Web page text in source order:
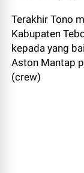
Terakhir Tono
Kabupaten
kepada yang
Aston Mantap
(crew)